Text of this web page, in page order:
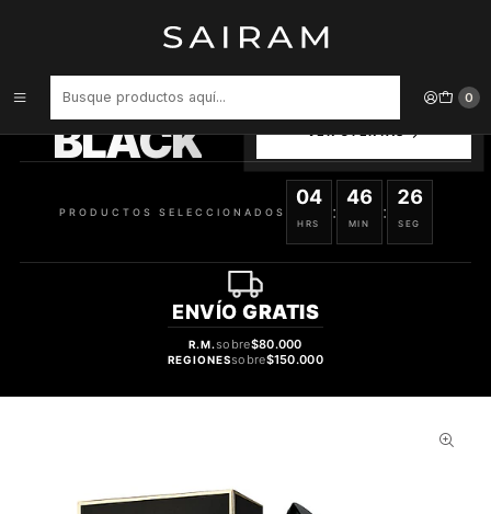
0
PERFUME GOOD GIRL BLUSH ELIXIR MUJER EDP 80 ML
BLACK
SELECCIONADOS
PRODUCTOS SELECCIONADOS
04
HRS
:
46
MIN
:
26
SEG
ENVÍO GRATIS
R.M.sobre$80.000
REGIONESsobre$150.000